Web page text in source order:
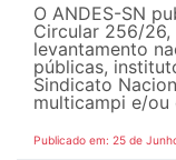
O ANDES-SN
Circular 256/
levantamento
públicas,
Sindicato
multicampi e/ou
Publicado em: 25 de